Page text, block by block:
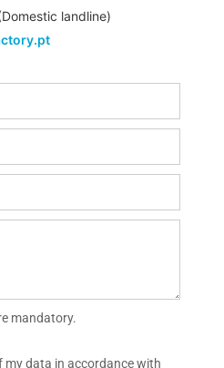
landline)
mandatory.
my data in accordance with